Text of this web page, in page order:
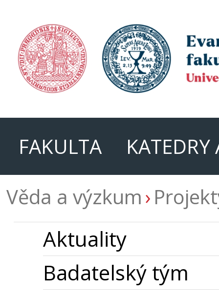
FAKULTA
KATEDRY
Věda a výzkum
Aktuality
Badatelský tým